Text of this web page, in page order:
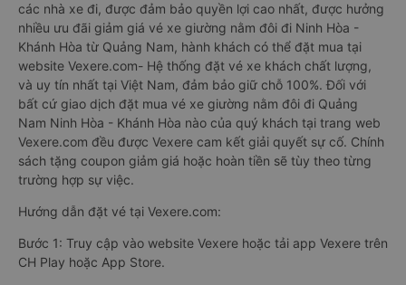
các nhà xe đi, được đảm bảo quyền lợi cao nhất, được hưởng
nhiều ưu đãi giảm giá vé xe giường nằm đôi đi Ninh Hòa -
Khánh Hòa từ Quảng Nam, hành khách có thể đặt mua tại
website Vexere.com- Hệ thống đặt vé xe khách chất lượng,
và uy tín nhất tại Việt Nam, đảm bảo giữ chỗ 100%. Đối với
bất cứ giao dịch đặt mua vé xe giường nằm đôi đi Quảng
Nam Ninh Hòa - Khánh Hòa nào của quý khách tại trang web
Vexere.com đều được Vexere cam kết giải quyết sự cố. Chính
sách tặng coupon giảm giá hoặc hoàn tiền sẽ tùy theo từng
trường hợp sự việc.
Hướng dẫn đặt vé tại Vexere.com:
Bước 1: Truy cập vào website Vexere hoặc tải app Vexere trên
CH Play hoặc App Store.